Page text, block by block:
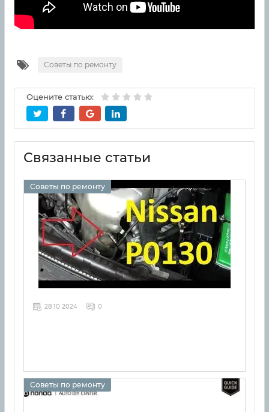
Советы по ремонту
Оцените статью:
Связанные статьи
Советы по ремонту
28 10 2024 0
Советы по ремонту